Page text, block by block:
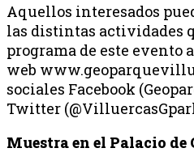
Aquellos interesados
las distintas actividades
programa de este evento
web
sociales Facebook
Twitter
Muestra en el Palacio de